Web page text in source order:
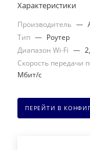
Характеристики
Производитель —
Тип — Роутер
Диапазон Wi-Fi —
Скорость передачи
Мбит/с
ПЕРЕЙТИ В